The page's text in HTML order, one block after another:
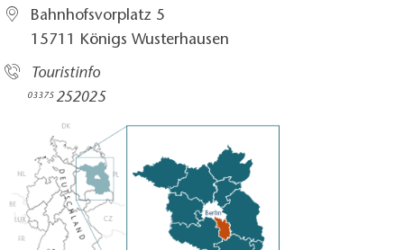
Bahnhofsvorplatz 5​
15711 Königs Wusterhausen
Touristinfo
03375 252025​